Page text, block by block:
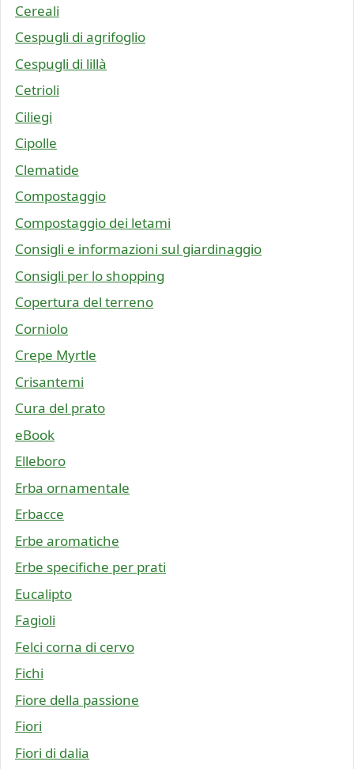
Cereali
Cespugli di agrifoglio
Cespugli di lillà
Cetrioli
Ciliegi
Cipolle
Clematide
Compostaggio
Compostaggio dei letami
Consigli e informazioni sul giardinaggio
Consigli per lo shopping
Copertura del terreno
Corniolo
Crepe Myrtle
Crisantemi
Cura del prato
eBook
Elleboro
Erba ornamentale
Erbacce
Erbe aromatiche
Erbe specifiche per prati
Eucalipto
Fagioli
Felci corna di cervo
Fichi
Fiore della passione
Fiori
Fiori di dalia